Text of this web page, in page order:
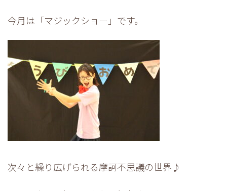
今月は「マジックショー」です。
次々と繰り広げられる摩訶不思議の世界♪